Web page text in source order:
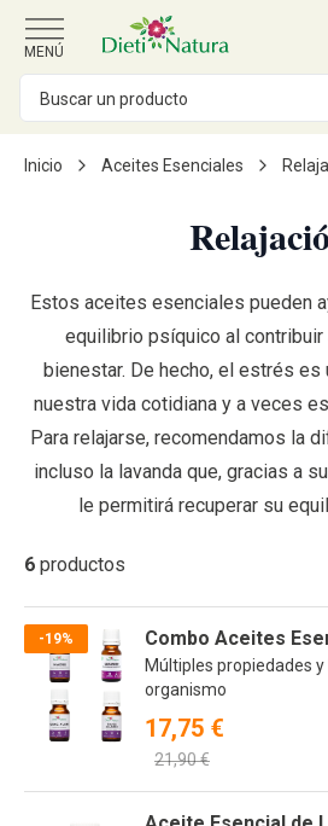
Ir al contenido
MENÚ
Inicio Aceites Esenciales
Estos aceites esenciales pueden
equilibrio psíquico al contribuir
bienestar. De hecho, el estrés es
nuestra vida cotidiana y a veces
Para relajarse, recomendamos la
incluso la lavanda que, gracias a
le permitirá recuperar su
6 productos
-19% Combo Aceites
Múltiples propiedades y
organismo
17,75 €
21,90 €